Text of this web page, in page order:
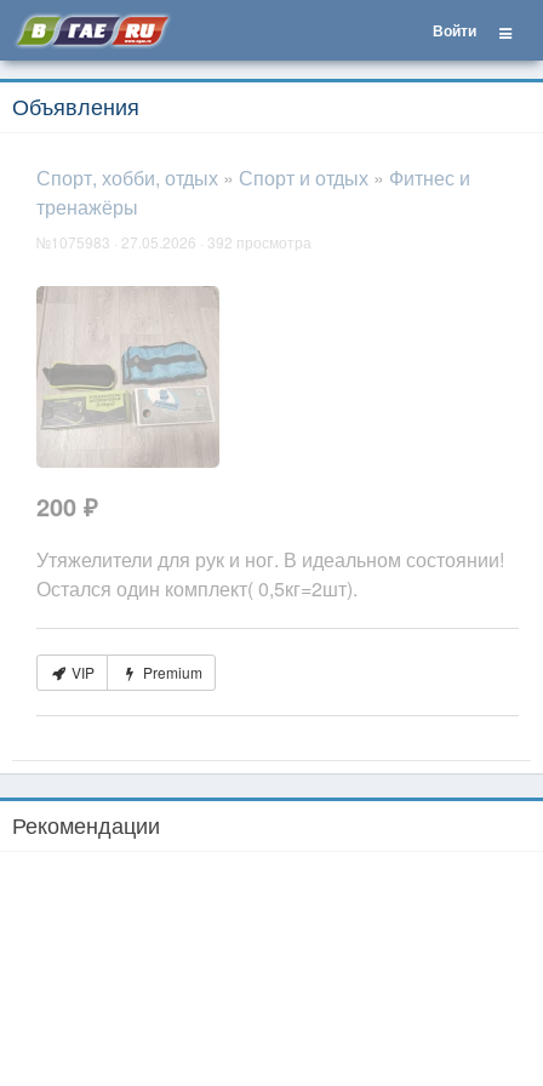
Войти
Объявления
Спорт, хобби, отдых » Спорт и отдых » Фитнес и
тренажёры
№1075983 · 27.05.2026 · 392 просмотра
200 ₽
Утяжелители для рук и ног. В идеальном состоянии!
Остался один комплект( 0,5кг=2шт).
VIP Premium
Рекомендации